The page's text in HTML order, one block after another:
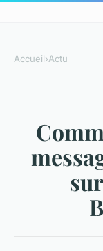
Accueil›Actu